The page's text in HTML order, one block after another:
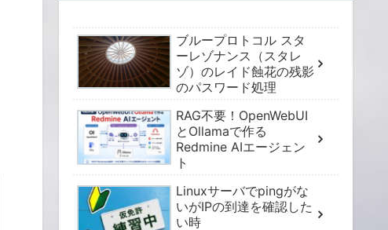
ブループロトコル スタ
ーレゾナンス（スタレ
ゾ）のレイド蝕花の残影
のパスワード処理
RAG不要！OpenWebUI
とOllamaで作る
Redmine AIエージェン
ト
Linuxサーバでpingがな
いがIPの到達を確認した
い時